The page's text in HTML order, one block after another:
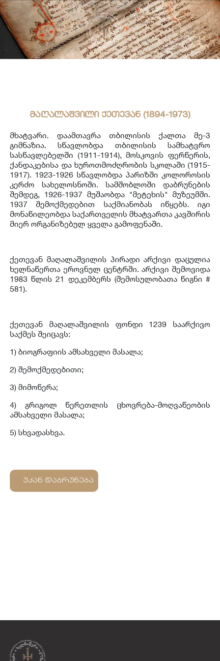
მაღალაშვილი ქეთევან (1894-1973)
მხატვარი. დაამთავრა თბილისის ქალთა მე-3
გიმნაზია. სწავლობდა თბილისის სამხატვრო
სასწავლებელში (1911-1914), მოსკოვის ფერწერის,
ქანდაკებისა და ხუროთმოძღრობის სკოლაში (1915-
1917). 1923-1926 სწავლობდა პარიზში კოლოროსის
კერძო სახელოსნოში. სამშობლოში დაბრუნების
შემდეგ, 1926-1937 მუშაობდა "მეტეხის" მუზეუმში.
1937 შემოქმედებით საქმიანობას იწყებს. იგი
მონაწილეობდა საქართველის მხატვართა კავშირის
მიერ ორგანიზებულ ყველა გამოფენაში.
ქეთევან მაღალაშვილის პირადი არქივი დაცულია
ხელნაწერთა ეროვნულ ცენტრში. არქივი შემოვიდა
1983 წლის 21 დეკემბერს (შემოსულობათა წიგნი #
581).
ქეთევან მაღალაშვილის ფონდი 1239 საარქივო
საქმეს შეიცავს:
1) ბიოგრაფიის ამსახველი მასალა;
2) შემოქმედებითი;
3) მიმოწერა;
4) გრიგოლ წერეთლის ცხოვრება-მოღვაწეობის
ამსახველი მასალა;
5) სხვადასხვა.
უკან დაბრუნება